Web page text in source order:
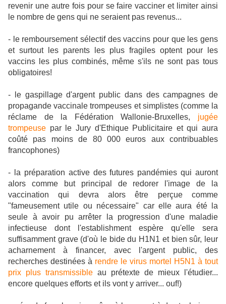
revenir une autre fois pour se faire vacciner et limiter ainsi
le nombre de gens qui ne seraient pas revenus...
- le remboursement sélectif des vaccins pour que les gens
et surtout les parents les plus fragiles optent pour les
vaccins les plus combinés, même s'ils ne sont pas tous
obligatoires!
- le gaspillage d'argent public dans des campagnes de
propagande vaccinale trompeuses et simplistes (comme la
réclame de la Fédération Wallonie-Bruxelles, jugée
trompeuse par le Jury d'Ethique Publicitaire et qui aura
coûté pas moins de 80 000 euros aux contribuables
francophones)
- la préparation active des futures pandémies qui auront
alors comme but principal de redorer l'image de la
vaccination qui devra alors être perçue comme
"fameusement utile ou nécessaire" car elle aura été la
seule à avoir pu arrêter la progression d'une maladie
infectieuse dont l'establishment espère qu'elle sera
suffisamment grave (d'où le bide du H1N1 et bien sûr, leur
acharnement à financer, avec l'argent public, des
recherches destinées à rendre le virus mortel H5N1 à tout
prix plus transmissible au prétexte de mieux l'étudier...
encore quelques efforts et ils vont y arriver... ouf!)